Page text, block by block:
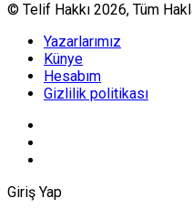
© Telif Hakkı 2026, Tüm
Yazarlarımız
Künye
Hesabım
Gizlilik politikası
Giriş Yap